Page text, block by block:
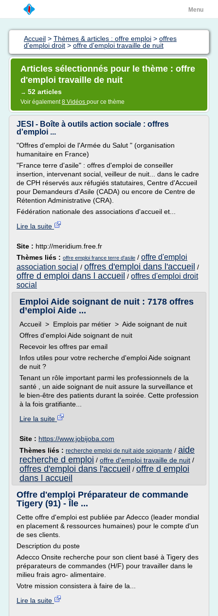
Menu
Accueil > Thèmes & articles : offre emploi > offres
d'emploi droit > offre d'emploi travaille de nuit
Articles sélectionnés pour le thème : offre
d'emploi travaille de nuit
→ 52 articles
Voir également8 Vidéos pour ce thème
JESI - Boîte à outils action sociale : offres
d'emploi ...
"Offres d'emploi de l'Armée du Salut " (organisation
humanitaire en France)
"France terre d'asile" : offres d'emploi de conseiller
insertion, intervenant social, veilleur de nuit... dans le cadre
de CPH réservés aux réfugiés statutaires, Centre d'Accueil
pour Demandeurs d'Asile (CADA) ou encore de Centre de
Rétention Administrative (CRA).
Fédération nationale des associations d'accueil et...
Lire la suite
Site : http://meridium.free.fr
Thèmes liés : offre emploi france terre d'asile / offre d'emploi
association social / offres d'emploi dans l'accueil /
offre d emploi dans l accueil / offres d'emploi droit
social
Emploi Aide soignant de nuit : 7178 offres
d’emploi Aide ...
Accueil > Emplois par métier > Aide soignant de nuit
Offres d'emploi Aide soignant de nuit
Recevoir les offres par email
Infos utiles pour votre recherche d'emploi Aide soignant
de nuit ?
Tenant un rôle important parmi les professionnels de la
santé , un aide soignant de nuit assure la surveillance et
le bien-être des patients durant la soirée. Cette profession
à la fois gratifiante...
Lire la suite
Site : https://www.jobijoba.com
Thèmes liés : recherche emploi de nuit aide soignante / aide
recherche d emploi / offre d'emploi travaille de nuit /
offres d'emploi dans l'accueil / offre d emploi
dans l accueil
Offre d'emploi Préparateur de commande
Tigery (91) - Île ...
Cette offre d'emploi est publiée par Adecco (leader mondial
en placement & ressources humaines) pour le compte d'un
de ses clients.
Description du poste
Adecco Onsite recherche pour son client basé à Tigery des
préparateurs de commandes (H/F) pour travailler dans le
milieu frais agro- alimentaire.
Votre mission consistera à faire de la...
Lire la suite